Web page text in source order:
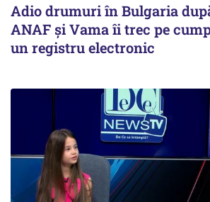
Adio drumuri în Bulgaria
ANAF și Vama îi trec pe
un registru electronic